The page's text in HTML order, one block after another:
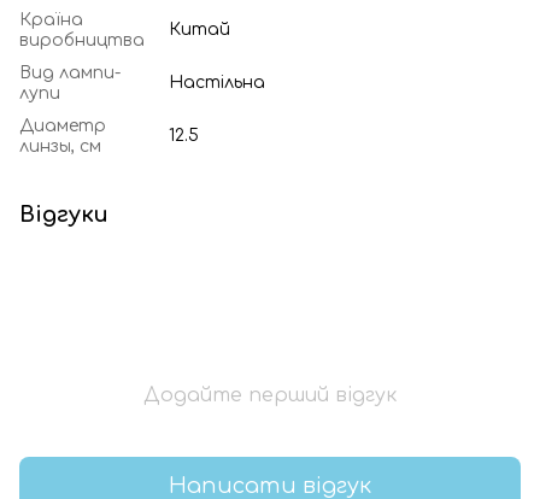
Країна
виробництва
Китай
Вид лампи-
лупи
Настільна
Диаметр
линзы, см
12.5
Відгуки
Додайте перший відгук
Написати відгук